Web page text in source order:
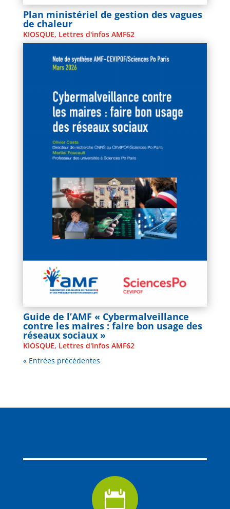
Plan ministériel de gestion des vagues
de chaleur
KIOSQUE, Lettres d'infos AMF62
Guide de l’AMF « Cybermalveillance
contre les maires : faire bon usage des
réseaux sociaux »
KIOSQUE, Lettres d'infos AMF62
« Entrées précédentes
